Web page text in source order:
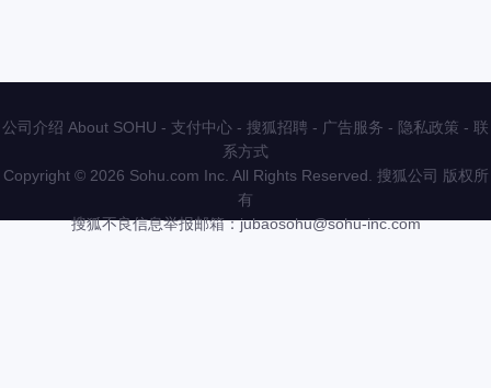
公司介绍 About SOHU - 支付中心 - 搜狐招聘 - 广告服务 - 隐私政策 - 联
系方式
Copyright © 2026 Sohu.com Inc. All Rights Reserved. 搜狐公司 版权所
有
搜狐不良信息举报邮箱：jubaosohu@sohu-inc.com